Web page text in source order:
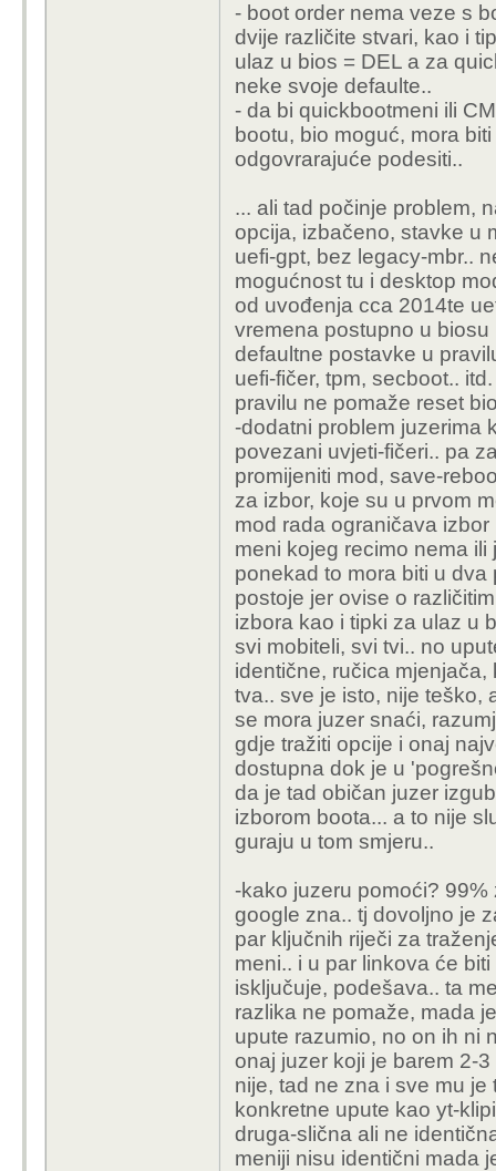
mora prvo ugasiti
legacy boot, tek tad
(slično me zezalo
odgovore :) )
znam da će sad
ovo gore je skroz
long story short - ako
nešto pod "how to
- boot order nema veze s
dvije različite stvari, kao i
ulaz u bios = DEL a za
neke svoje defaulte..
- da bi quickbootmeni ili
bootu, bio moguć, mora
odgovrarajuće podesiti..
... ali tad počinje problem,
opcija, izbačeno, stavke u
uefi-gpt, bez legacy-mbr..
mogućnost tu i desktop
od uvođenja cca 2014te
vremena postupno u
defaultne postavke u
uefi-fičer, tpm, secboot..
pravilu ne pomaže reset
-dodatni problem juzerima
povezani uvjeti-fičeri.. pa
promijeniti mod, save-
za izbor, koje su u prvom
mod rada ograničava
meni kojeg recimo nema
ponekad to mora biti u
postoje jer ovise o
izbora kao i tipki za ulaz u
svi mobiteli, svi tvi.. no
identične, ručica
tva.. sve je isto, nije teško,
se mora juzer snaći,
gdje tražiti opcije i onaj
dostupna dok je u
da je tad običan juzer
izborom boota... a to nije
guraju u tom smjeru..
-kako juzeru pomoći?
google zna.. tj dovoljno je
par ključnih riječi za
meni.. i u par linkova će
isključuje, podešava.. ta
razlika ne pomaže, mada
upute razumio, no on ih ni
onaj juzer koji je barem 2-
nije, tad ne zna i sve mu
konkretne upute kao yt-
druga-slična ali ne
meniji nisu identični mada